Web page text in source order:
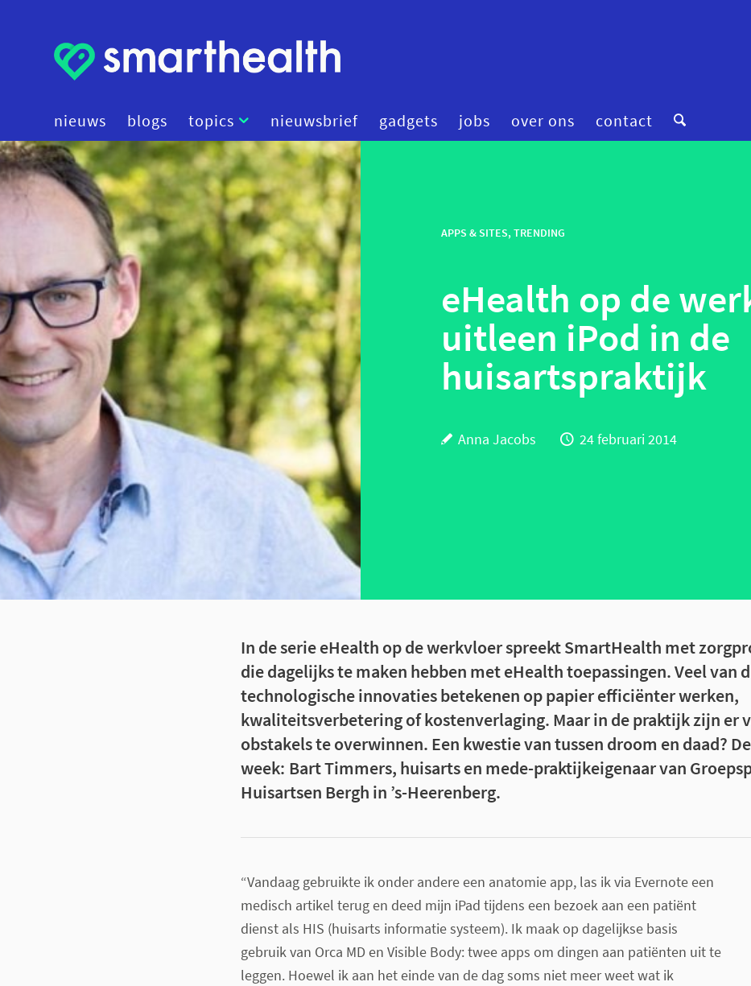
nieuws blogs topics
artificial intelligence
beleid
cybersecurity
data
diagnostiek
digital therapeutics
financiering
mental health
onderzoek
smart hospitals
smart stuff
nieuwsbrief gadgets jobs over ons contact
APPS & SITES,TRENDING
eHealth op de
uitleen iPod in de
huisartspraktijk
Anna Jacobs 24 februari 2014
In de serie eHealth op de werkvloer spreekt SmartHealth met
die dagelijks te maken hebben met eHealth toepassingen. Veel van
technologische innovaties betekenen op papier efficiënter werken,
kwaliteitsverbetering of kostenverlaging. Maar in de praktijk zijn er
obstakels te overwinnen. Een kwestie van tussen droom en daad?
week: Bart Timmers, huisarts en mede-praktijkeigenaar van
Huisartsen Bergh in ’s-Heerenberg.
“Vandaag gebruikte ik onder andere een anatomie app, las ik via Evernote een
medisch artikel terug en deed mijn iPad tijdens een bezoek aan een patiënt
dienst als HIS (huisarts informatie systeem). Ik maak op dagelijkse basis
gebruik van Orca MD en Visible Body: twee apps om dingen aan patiënten uit te
leggen. Hoewel ik aan het einde van de dag soms niet meer weet wat ik